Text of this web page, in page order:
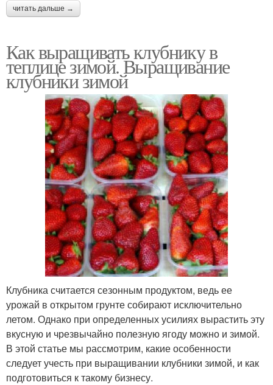
читать дальше →
Как выращивать клубнику в
теплице зимой. Выращивание
клубники зимой
Клубника считается сезонным продуктом, ведь ее
урожай в открытом грунте собирают исключительно
летом. Однако при определенных усилиях вырастить эту
вкусную и чрезвычайно полезную ягоду можно и зимой.
В этой статье мы рассмотрим, какие особенности
следует учесть при выращивании клубники зимой, и как
подготовиться к такому бизнесу.